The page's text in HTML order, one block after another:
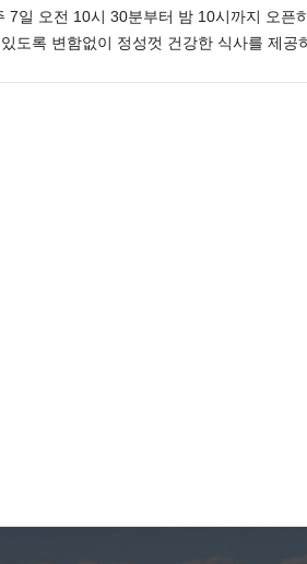
7일 오전 10시 30분부터 밤 10시까지 오픈
도록 변함없이 정성껏 건강한 식사를 제